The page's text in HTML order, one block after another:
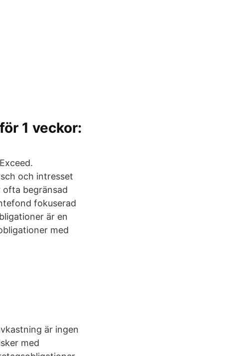
1 veckor:
och intresset
begränsad
fokuserad
är en
med
är ingen
med